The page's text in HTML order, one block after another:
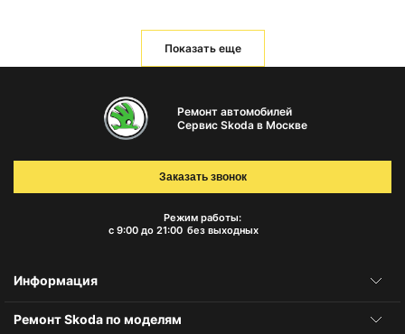
Показать еще
Ремонт автомобилей
Сервис Skoda в Москве
Режим работы:
с 9:00 до 21:00 без выходных
Заказать звонок
Информация
Ремонт Skoda по моделям